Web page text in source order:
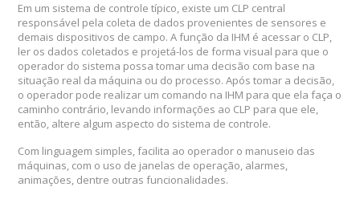
Em um sistema de controle típico, existe um CLP central
responsável pela coleta de dados provenientes de sensores e
demais dispositivos de campo. A função da IHM é acessar o CLP,
ler os dados coletados e projetá-los de forma visual para que o
operador do sistema possa tomar uma decisão com base na
situação real da máquina ou do processo. Após tomar a decisão,
o operador pode realizar um comando na IHM para que ela faça o
caminho contrário, levando informações ao CLP para que ele,
então, altere algum aspecto do sistema de controle.
Com linguagem simples, facilita ao operador o manuseio das
máquinas, com o uso de janelas de operação, alarmes,
animações, dentre outras funcionalidades.